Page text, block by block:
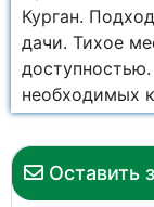
Оставить
Курган.
дачи. Тихое
необходимых